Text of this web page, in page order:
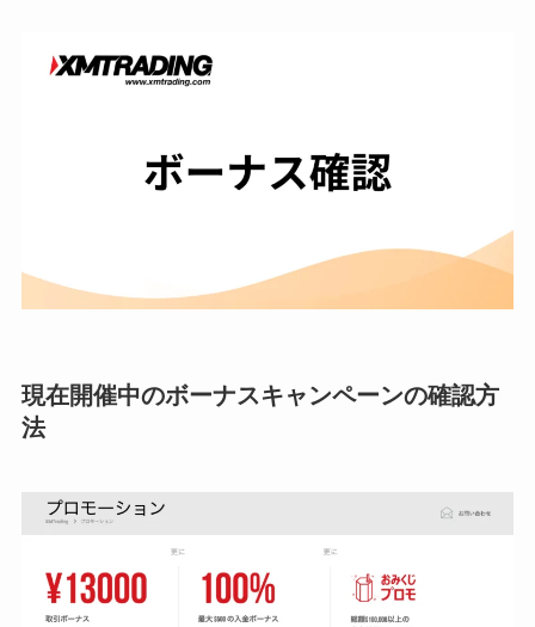
現在開催中のボーナスキャンペーンの確認方
法